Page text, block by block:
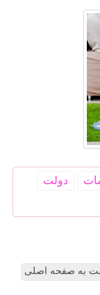
دولت
به صفحه اصلی